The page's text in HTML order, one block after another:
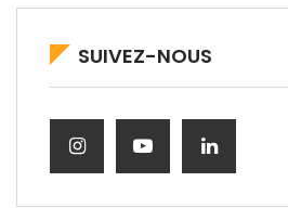
SUIVEZ-NOUS